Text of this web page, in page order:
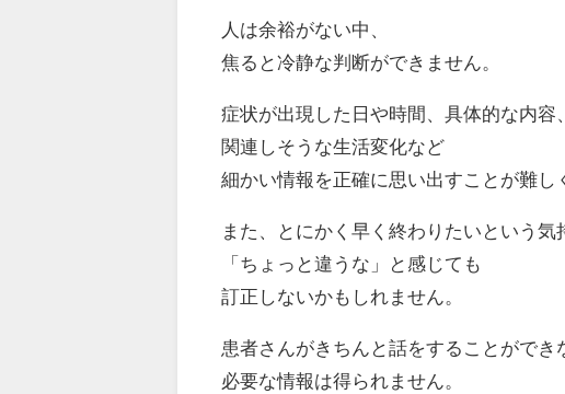
人は余裕がない中、
焦ると冷静な判断ができません。
症状が出現した日や時間、具体的な内容、
関連しそうな生活変化など
細かい情報を正確に思い出すことが難し
また、とにかく早く終わりたいという気
「ちょっと違うな」と感じても
訂正しないかもしれません。
患者さんがきちんと話をすることができ
必要な情報は得られません。